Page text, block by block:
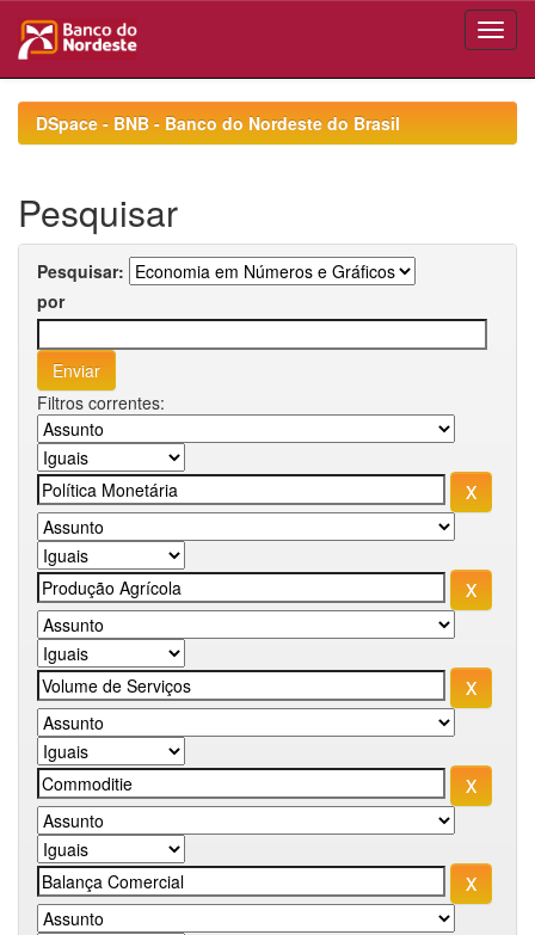
navigationDSpace - BNB - Banco do Nordeste do Brasil
Pesquisar
Pesquisar:
por
Filtros correntes: